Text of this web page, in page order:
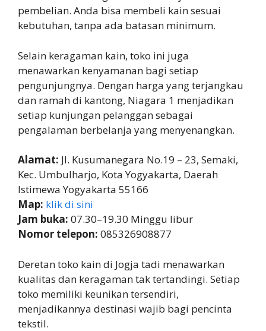
pembelian. Anda bisa membeli kain sesuai
kebutuhan, tanpa ada batasan minimum.
Selain keragaman kain, toko ini juga
menawarkan kenyamanan bagi setiap
pengunjungnya. Dengan harga yang terjangkau
dan ramah di kantong, Niagara 1 menjadikan
setiap kunjungan pelanggan sebagai
pengalaman berbelanja yang menyenangkan.
Alamat: Jl. Kusumanegara No.19 – 23, Semaki,
Kec. Umbulharjo, Kota Yogyakarta, Daerah
Istimewa Yogyakarta 55166
Map: klik di sini
Jam buka: 07.30–19.30 Minggu libur
Nomor telepon: 085326908877
Deretan toko kain di Jogja tadi menawarkan
kualitas dan keragaman tak tertandingi. Setiap
toko memiliki keunikan tersendiri,
menjadikannya destinasi wajib bagi pencinta
tekstil.